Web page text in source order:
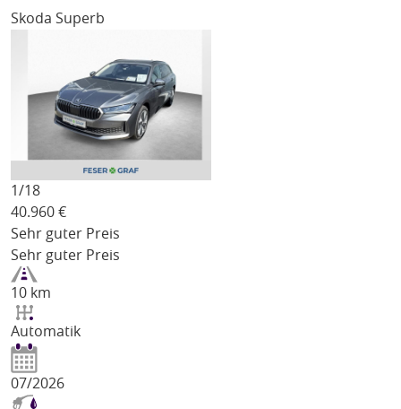
Skoda Superb
1/18
40.960 €
Sehr guter Preis
Sehr guter Preis
10 km
Automatik
07/2026